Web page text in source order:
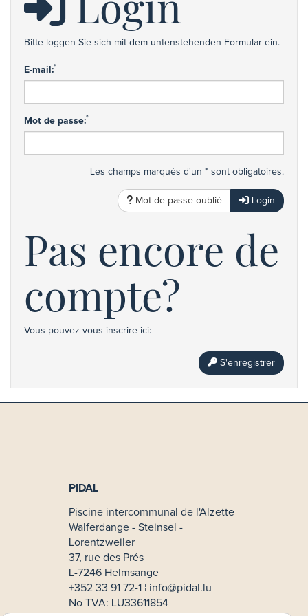
Bitte loggen Sie sich mit dem untenstehenden Formular ein.
E-mail:*
Mot de passe:*
Les champs marqués d'un * sont obligatoires.
Mot de passe oublié Login
Pas encore de
compte?
Vous pouvez vous inscrire ici:
S'enregistrer
PIDAL
Piscine intercommunal de l'Alzette
Walferdange - Steinsel -
Lorentzweiler
37, rue des Prés
L-7246 Helmsange
+352 33 91 72-1 ¦ info@pidal.lu
No TVA: LU33611854